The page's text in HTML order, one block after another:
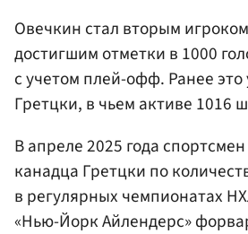
Овечкин стал вторым
достигшим отметки в 1000
с учетом плей-офф. Ранее это
Гретцки, в чьем активе 1016
В апреле 2025 года
канадца Гретцки по
в регулярных чемпионатах
«Нью-Йорк Айлендерс»